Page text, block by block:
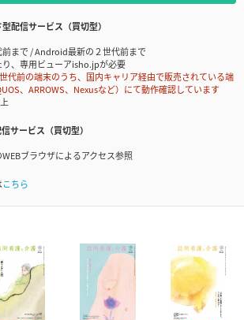
配信サービス（買切型）
前まで / Android最新の２世代前まで
、専用ビューアisho.jpが必要
前の端末のうち、国内キャリア経由で販売されている端
、ARROWS、Nexusなど）にて動作確認しています
サービス（買切型）
ブラウザによるアクセス参照
こちら